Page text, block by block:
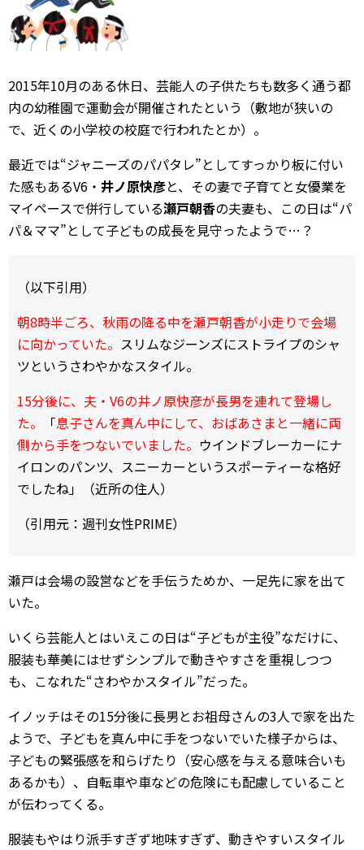
2015年10月のある休日、芸能人の子供たちも数多く通う都
内の幼稚園で運動会が開催されたという（敷地が狭いの
で、近くの小学校の校庭で行われたとか）。
最近では“ジャニーズのパパタレ”としてすっかり板に付い
た感もあるV6・ 井ノ原快彦と、その妻で子育てと女優業を
マイペースで併行している瀬戸朝香の夫妻も、この日は“パ
パ＆ママ”として子どもの成長を見守ったようで…？
（以下引用）
朝8時半ごろ、秋雨の降る中を瀬戸朝香が小走りで会場
に向かっていた。 スリムなジーンズにストライプのシャ
ツというさわやかなスタイル。
15分後に、夫・V6の井ノ原快彦が長男を連れて登場し
た。
「息子さんを真ん中にして、おばあさまと一緒に両
側から手をつないでいました。 ウインドブレーカーにナ
イロンのパンツ、スニーカーというスポーティーな格好
でしたね」（近所の住人）
（引用元：週刊女性PRIME）
瀬戸は会場の設営などを手伝うためか、一足先に家を出て
いた。
いくら芸能人とはいえこの日は“子どもが主役”なだけに、
服装も華美にはせずシンプルで動きやすさを重視しつつ
も、こなれた“さわやかスタイル”だった。
イノッチはその15分後に長男とお祖母さんの3人で家を出た
ようで、子どもを真ん中に手をつないでいた様子からは、
子どもの緊張感を和らげたり（安心感を与える意味合いも
あるかも）、自転車や車などの危険にも配慮していること
が伝わってくる。
服装もやはり派手すぎず地味すぎず、動きやすいスタイル